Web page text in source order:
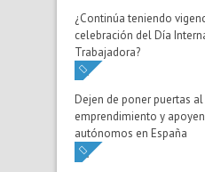
¿Continúa teniendo
celebración del Día
Trabajadora?
Dejen de poner puertas
emprendimiento y
autónomos en España